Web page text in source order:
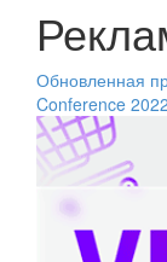
Обновленная
Conference